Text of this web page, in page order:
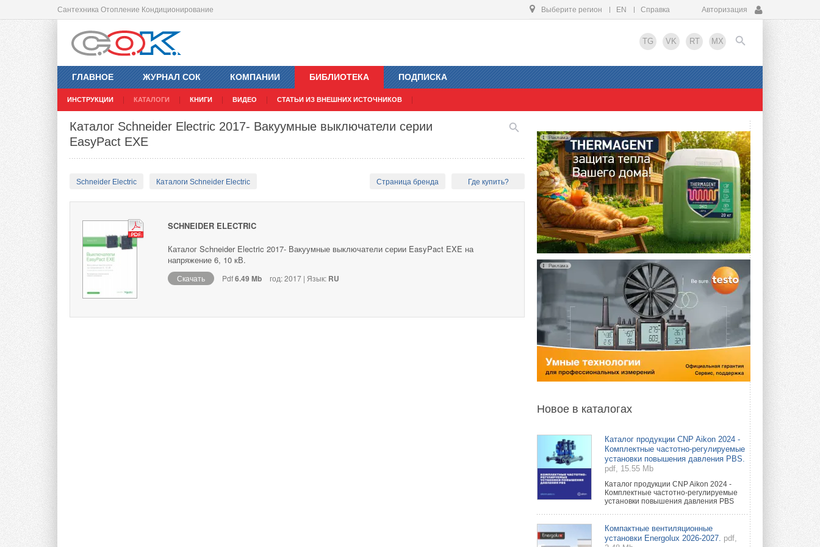
Сантехника Отопление Кондиционирование Выберите регион EN Справка Авторизация
TG VK RT MX
ГЛАВНОЕ ЖУРНАЛ СОК КОМПАНИИ БИБЛИОТЕКА
ИНСТРУКЦИИ КАТАЛОГИ КНИГИ ВИДЕО СТАТЬИ ИЗ ВНЕШНИХ ИСТОЧНИКОВ
ПОДПИСКА
EN
Каталог Schneider Electric 2017- Вакуумные выключатели серии
EasyPact EXE
Schneider Electric Каталоги Schneider Electric Страница бренда Где купить?
SCHNEIDER ELECTRIC
Каталог Schneider Electric 2017- Вакуумные выключатели серии EasyPact EXE на
напряжение 6, 10 кВ.
Скачать Pdf6.49 Mb год: 2017 | Язык: RU
Реклама
Реклама
Новое в каталогах
Каталог продукции CNP Aikon 2024 -
Комплектные частотно-регулируемые
установки повышения давления PBS.
pdf, 15.55 Mb
Каталог продукции CNP Aikon 2024 -
Комплектные частотно-регулируемые
установки повышения давления PBS
Компактные вентиляционные
установки Energolux 2026-2027. pdf,